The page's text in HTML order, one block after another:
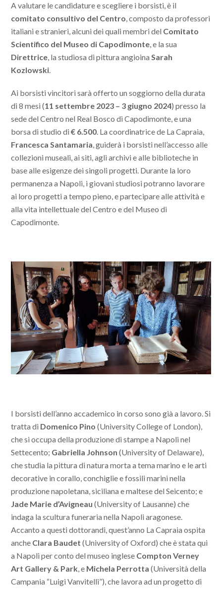
A valutare le candidature e scegliere i borsisti, è il
comitato consultivo del Centro, composto da professori
italiani e stranieri, alcuni dei quali membri del Comitato
Scientifico del Museo di Capodimonte, e la sua
Direttrice, la studiosa di pittura angioinaSarah
Kozlowski.
Ai borsisti vincitori sarà offerto un soggiorno della durata
di 8 mesi (11 settembre 2023 – 3 giugno 2024) presso la
sede del Centro nel Real Bosco di Capodimonte, e una
borsa di studio di€ 6.500. La coordinatrice de La Capraia,
Francesca Santamaria, guiderà i borsisti nell’accesso alle
collezioni museali, ai siti, agli archivi e alle biblioteche in
base alle esigenze dei singoli progetti. Durante la loro
permanenza a Napoli, i giovani studiosi potranno lavorare
ai loro progetti a tempo pieno, e partecipare alle attività e
alla vita intellettuale del Centro e del Museo di
Capodimonte.
I borsisti dell’anno accademico in corso sono già a lavoro. Si
tratta di Domenico Pino (University College of London),
che si occupa della produzione di stampe a Napoli nel
Settecento; Gabriella Johnson (University of Delaware),
che studia la pittura di natura morta a tema marino e le arti
decorative in corallo, conchiglie e fossili marini nella
produzione napoletana, siciliana e maltese del Seicento; e
Jade Marie d’Avigneau (University of Lausanne) che
indaga la scultura funeraria nella Napoli aragonese.
Accanto a questi dottorandi, quest’anno La Capraia ospita
anche Clara Baudet (University of Oxford) che è stata qui
a Napoli per conto del museo inglese Compton Verney
Art Gallery & Park, e Michela Perrotta (Università della
Campania “Luigi Vanvitelli”), che lavora ad un progetto di